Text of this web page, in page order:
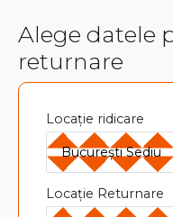
Alege datele
returnare
Locație ridicare
Locație Returnare